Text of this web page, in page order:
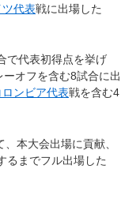
ツ代表戦に出場した
で代表初得点を挙げ
ーオフを含む8試合に出
ロンビア代表戦を含む4
本大会出場に貢献、
るまでフル出場した